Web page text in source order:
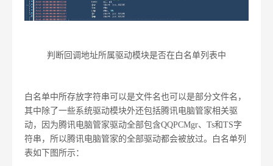
判断回调地址所属驱动模块是否在白名单列表中
白名单中所存放字符串可以是文件名也可以是部分文件名，
其中除了一些系统驱动模块外还包括腾讯电脑管家相关驱
动，因为腾讯电脑管家驱动全部包含QQPCMgr、Ts和TS字
符串，所以腾讯电脑管家的全部驱动都会被放过。白名单列
表如下图所示：